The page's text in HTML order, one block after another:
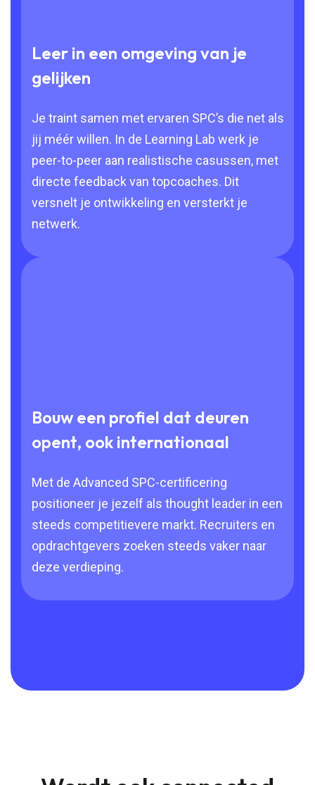
Leer in een omgeving van je
gelijken
Je traint samen met ervaren SPC’s die net als
jij méér willen. In de Learning Lab werk je
peer-to-peer aan realistische casussen, met
directe feedback van topcoaches. Dit
versnelt je ontwikkeling en versterkt je
netwerk.
Bouw een profiel dat deuren
opent, ook internationaal
Met de Advanced SPC-certificering
positioneer je jezelf als thought leader in een
steeds competitievere markt. Recruiters en
opdrachtgevers zoeken steeds vaker naar
deze verdieping.